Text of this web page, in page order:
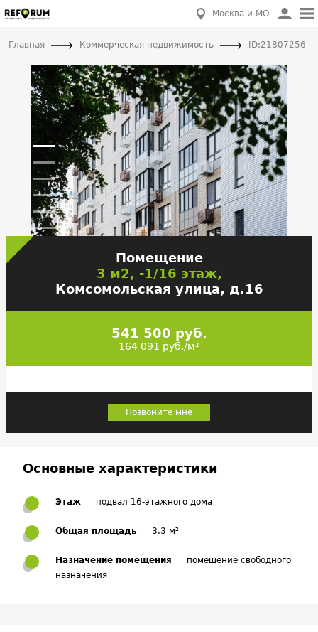
Москва и МО
Главная Коммерческая недвижимость ID:21807256
Помещение
3 м2, -1/16 этаж,
Комсомольская улица, д.16
541 500 руб.
164 091 руб./м²
Позвоните мне
Основные характеристики
Этаж подвал 16-этажного дома
Общая площадь 3.3 м²
Назначение помещения
помещение свободного
назначения